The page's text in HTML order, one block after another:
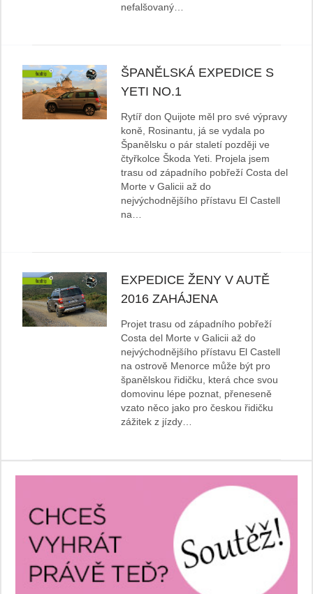
nefalšovaný…
ŠPANĚLSKÁ EXPEDICE S
YETI NO.1
Rytíř don Quijote měl pro své výpravy
koně, Rosinantu, já se vydala po
Španělsku o pár staletí později ve
čtyřkolce Škoda Yeti. Projela jsem
trasu od západního pobřeží Costa del
Morte v Galicii až do
nejvýchodnějšího přístavu El Castell
na…
EXPEDICE ŽENY V AUTĚ
2016 ZAHÁJENA
Projet trasu od západního pobřeží
Costa del Morte v Galicii až do
nejvýchodnějšího přístavu El Castell
na ostrově Menorce může být pro
španělskou řidičku, která chce svou
domovinu lépe poznat, přeneseně
vzato něco jako pro českou řidičku
zážitek z jízdy…